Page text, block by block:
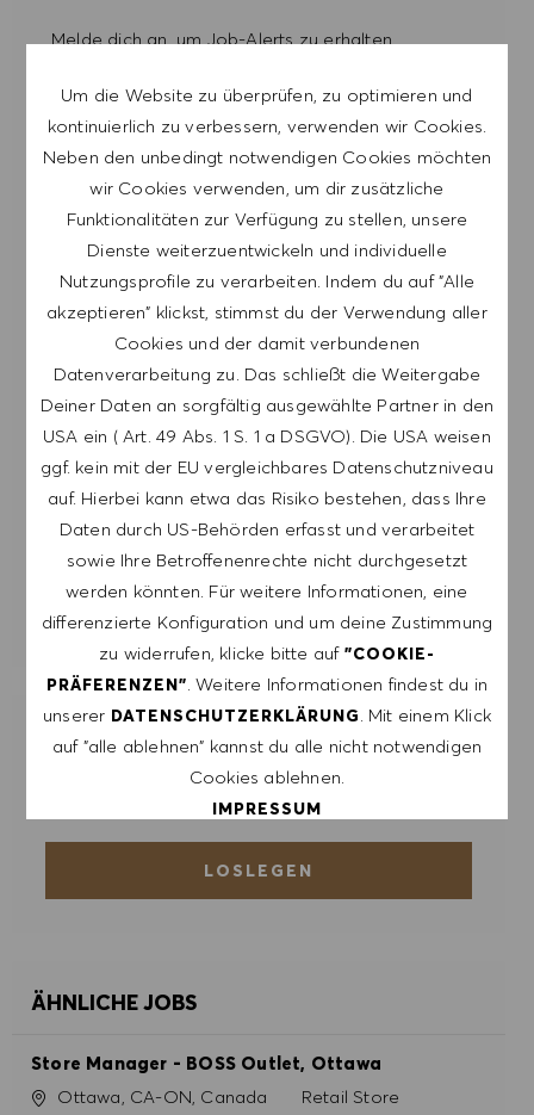
Um die Website zu überprüfen, zu optimieren und
kontinuierlich zu verbessern, verwenden wir Cookies.
Neben den unbedingt notwendigen Cookies möchten
wir Cookies verwenden, um dir zusätzliche
Funktionalitäten zur Verfügung zu stellen, unsere
Dienste weiterzuentwickeln und individuelle
Nutzungsprofile zu verarbeiten. Indem du auf "Alle
akzeptieren" klickst, stimmst du der Verwendung aller
Cookies und der damit verbundenen
Datenverarbeitung zu. Das schließt die Weitergabe
Deiner Daten an sorgfältig ausgewählte Partner in den
USA ein ( Art. 49 Abs. 1 S. 1 a DSGVO). Die USA weisen
ggf. kein mit der EU vergleichbares Datenschutzniveau
auf. Hierbei kann etwa das Risiko bestehen, dass Ihre
Daten durch US-Behörden erfasst und verarbeitet
sowie Ihre Betroffenenrechte nicht durchgesetzt
werden könnten. Für weitere Informationen, eine
differenzierte Konfiguration und um deine Zustimmung
zu widerrufen, klicke bitte auf "COOKIE-
PRÄFERENZEN" . Weitere Informationen findest du in
unserer DATENSCHUTZERKLÄRUNG . Mit einem Klick
auf "alle ablehnen" kannst du alle nicht notwendigen
Cookies ablehnen.
IMPRESSUM
COOKIE PRÄFERENZEN
ALLE AKZEPTIEREN
Melde dich an, um Job-Alerts zu erhalten.
HINWEIS: Mit der Anmeldung erkläre ich mich
damit einverstanden, E-Mails mit
Stellenangeboten von HUGO BOSS, Einladungen
zu Veranstaltungen und anderen
karriererelevanten Themen zu erhalten. Ich kann
mich jederzeit abmelden, z.B. indem ich den in
den Mails vorhandenen Abmeldelink anklicke. Ich
akzeptiere, dass meine persönlichen Daten
gemäß der
DATENSCHUTZERKLÄRUNGverarbeitet
werden.
E-Mail-Adresse eingeben (erforderlich)
ERSTELLEN
ALERTS VERWALTEN
ERHALTE MASSGESCHNEIDERTE
JOBEMPFEHLUNGEN, DIE AUF DEINEN
INTERESSEN BASIEREN.
LOSLEGEN
ÄHNLICHE JOBS
Store Manager - BOSS Outlet, Ottawa
Ort Ottawa, CA-ON, Canada Kategorie
Retail Store